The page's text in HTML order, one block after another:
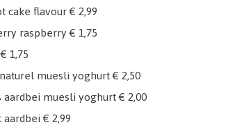
cake flavour € 2,99
raspberry € 1,75
1,75
muesli yoghurt € 2,50
muesli yoghurt € 2,00
€ 2,99